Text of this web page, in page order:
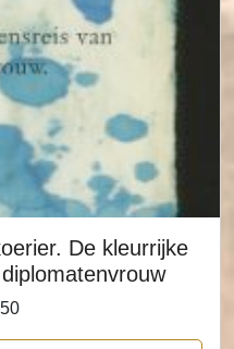
De kleurrijke